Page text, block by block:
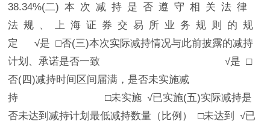
38.34%(二) 本 次 减 持 是 否 遵 守 相 关 法 律
法 规 、 上 海 证 券 交 易 所 业 务 规 则 的 规
定 √是 □否(三)本次实际减持情况与此前披露的减持
计划、承诺是否一致 √是 □
否(四)减持时间区间届满，是否未实施减
持 □未实施 √已实施(五)实际减持是
否未达到减持计划最低减持数量（比例） □未达到 √已